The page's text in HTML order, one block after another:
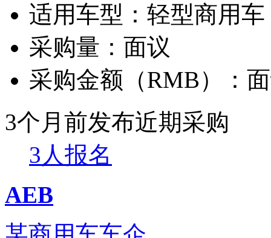
适用车型： 轻型商用
采购量： 面议
采购金额（RMB）：
3个月前发布近期采购
3人报名
AEB